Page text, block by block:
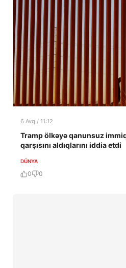
6 Avq / 11:12
Tramp ölkəyə qanunsuz
qarşısını aldıqlarını iddia etdi
DÜNYA
0 0